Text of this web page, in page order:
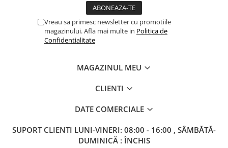
Vreau sa primesc newsletter cu promotiile
magazinului. Afla mai multe in Politica de
Confidentialitate
MAGAZINUL MEU
CLIENTI
DATE COMERCIALE
SUPORT CLIENTI LUNI-VINERI: 08:00 - 16:00 , SÂMBĂTĂ-
DUMINICĂ : ÎNCHIS